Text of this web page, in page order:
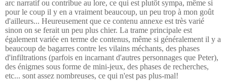
arc narratif ou contribue au lore, ce qui est plutôt sympa, même si
pour le coup il y en a vraiment beaucoup, un peu trop à mon goût
d'ailleurs... Heureusement que ce contenu annexe est très varié
sinon on se ferait un peu plus chier. La trame principale est
également variée en terme de contenus, même si généralement il y a
beaucoup de bagarres contre les vilains méchants, des phases
d'infiltrations (parfois en incarnant d'autres personnages que Peter),
des énigmes sous forme de mini-jeux, des phases de recherches,
etc... sont assez nombreuses, ce qui n'est pas plus-mal!